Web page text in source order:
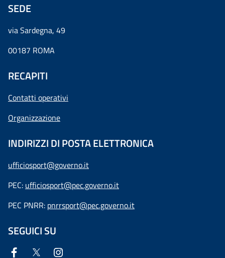
SEDE
via Sardegna, 49
00187 ROMA
RECAPITI
Contatti operativi
Organizzazione
INDIRIZZI DI POSTA ELETTRONICA
ufficiosport@governo.it
PEC: ufficiosport@pec.governo.it
PEC PNRR: pnrrsport@pec.governo.it
SEGUICI SU